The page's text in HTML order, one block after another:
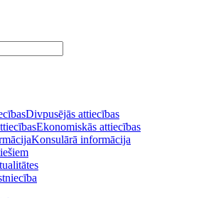
Divpusējās attiecības
Ekonomiskās attiecības
Konsulārā informācija